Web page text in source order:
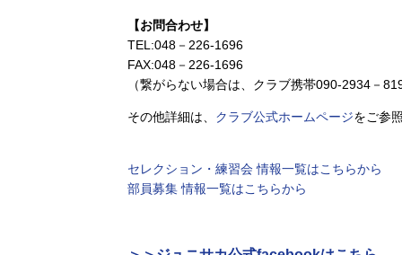
【お問合わせ】
TEL:048－226-1696
FAX:048－226-1696
（繋がらない場合は、クラブ携帯090-2934－
その他詳細は、 クラブ公式ホームページをご参
セレクション・練習会 情報一覧はこちらから
部員募集 情報一覧はこちらから